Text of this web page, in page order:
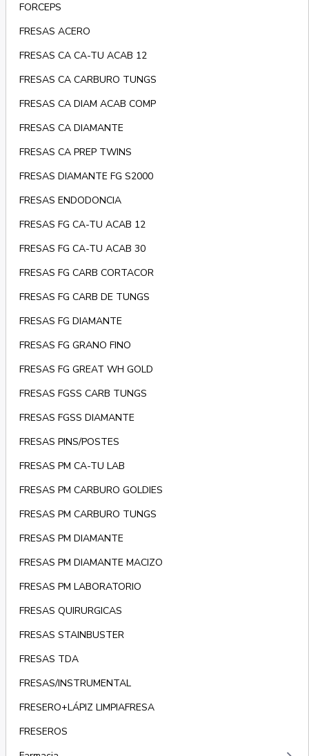
FORCEPS
FRESAS ACERO
FRESAS CA CA-TU ACAB 12
FRESAS CA CARBURO TUNGS
FRESAS CA DIAM ACAB COMP
FRESAS CA DIAMANTE
FRESAS CA PREP TWINS
FRESAS DIAMANTE FG S2000
FRESAS ENDODONCIA
FRESAS FG CA-TU ACAB 12
FRESAS FG CA-TU ACAB 30
FRESAS FG CARB CORTACOR
FRESAS FG CARB DE TUNGS
FRESAS FG DIAMANTE
FRESAS FG GRANO FINO
FRESAS FG GREAT WH GOLD
FRESAS FGSS CARB TUNGS
FRESAS FGSS DIAMANTE
FRESAS PINS/POSTES
FRESAS PM CA-TU LAB
FRESAS PM CARBURO GOLDIES
FRESAS PM CARBURO TUNGS
FRESAS PM DIAMANTE
FRESAS PM DIAMANTE MACIZO
FRESAS PM LABORATORIO
FRESAS QUIRURGICAS
FRESAS STAINBUSTER
FRESAS TDA
FRESAS/INSTRUMENTAL
FRESERO+LÁPIZ LIMPIAFRESA
FRESEROS